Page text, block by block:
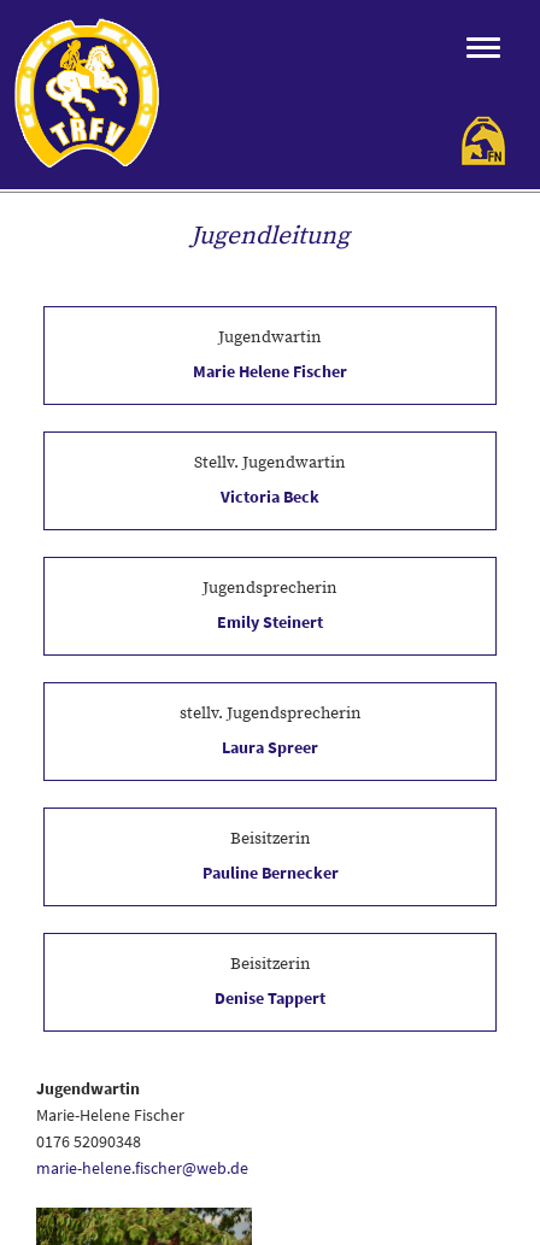
Jugendleitung
Jugendwartin
Marie Helene Fischer
Stellv. Jugendwartin
Victoria Beck
Jugendsprecherin
Emily Steinert
stellv. Jugendsprecherin
Laura Spreer
Beisitzerin
Pauline Bernecker
Beisitzerin
Denise Tappert
Jugendwartin
Marie-Helene Fischer
0176 52090348
marie-helene.fischer@web.de